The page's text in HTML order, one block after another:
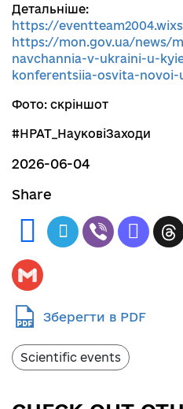
Детальніше:
https://
https://mon.gov.ua/news/
navchannia-v-ukraini-u-
konferentsiia-osvita-novoi-
Фото: скріншот
#НРАТ_НауковіЗаходи
2026-06-04
Share
Зберегти в PDF
Scientific events